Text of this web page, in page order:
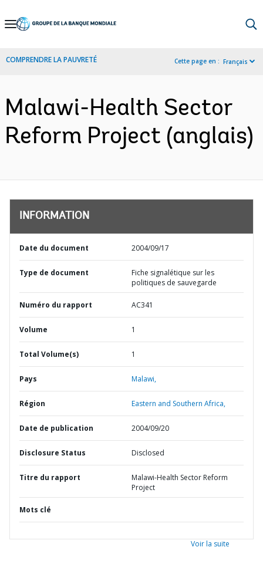
Skip
Navigation
COMPRENDRE LA PAUVRETÉ Cette page en : Français
Malawi-Health Sector
Reform Project (anglais)
INFORMATION
Date du document 2004/09/17
Type de document
Fiche signalétique sur les
politiques de sauvegarde
Numéro du rapport AC341
Volume 1
Total Volume(s) 1
Pays Malawi,
Région Eastern and Southern Africa,
Date de publication 2004/09/20
Disclosure Status Disclosed
Titre du rapport
Malawi-Health Sector Reform
Project
Mots clé
Voir la suite